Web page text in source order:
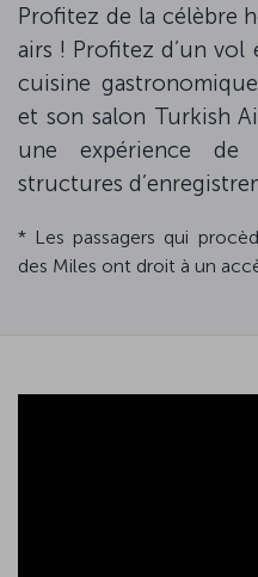
Profitez de la célèbre
airs ! Profitez d’un vol
cuisine
et son salon Turkish
une expérience de
structures
* Les passagers qui
des Miles ont droit à un